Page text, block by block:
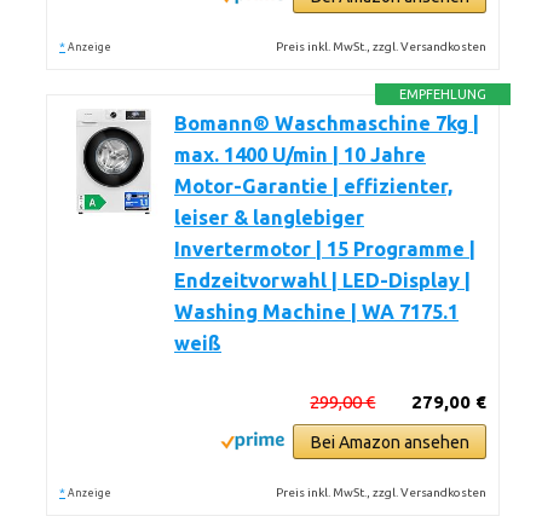
* Anzeige Preis inkl. MwSt., zzgl. Versandkosten
EMPFEHLUNG
Bomann® Waschmaschine 7kg |
max. 1400 U/min | 10 Jahre
Motor-Garantie | effizienter,
leiser & langlebiger
Invertermotor | 15 Programme |
Endzeitvorwahl | LED-Display |
Washing Machine | WA 7175.1
weiß
279,00 €
299,00 €
Bei Amazon ansehen
* Anzeige Preis inkl. MwSt., zzgl. Versandkosten